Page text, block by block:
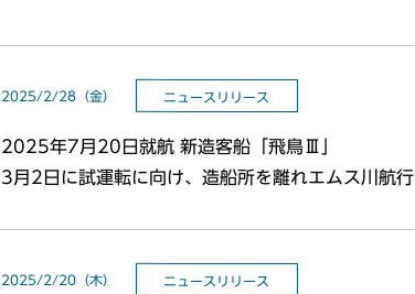
2025/2/28（金） ニュースリリース
2025年7月20日就航 新造客船「飛鳥Ⅲ」
3月2日に試運転に向け、造船所を離れエムス川航行
2025/2/20（木） ニュースリリース